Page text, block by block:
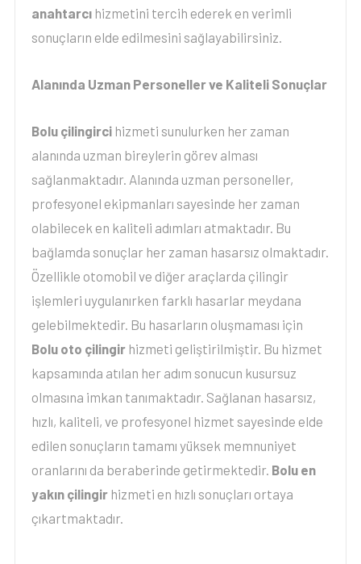
anahtarcı hizmetini tercih ederek en verimli
sonuçların elde edilmesini sağlayabilirsiniz.
Alanında Uzman Personeller ve Kaliteli Sonuçlar
Bolu çilingircihizmeti sunulurken her zaman
alanında uzman bireylerin görev alması
sağlanmaktadır. Alanında uzman personeller,
profesyonel ekipmanları sayesinde her zaman
olabilecek en kaliteli adımları atmaktadır. Bu
bağlamda sonuçlar her zaman hasarsız olmaktadır.
Özellikle otomobil ve diğer araçlarda çilingir
işlemleri uygulanırken farklı hasarlar meydana
gelebilmektedir. Bu hasarların oluşmaması için
Bolu oto çilingirhizmeti geliştirilmiştir. Bu hizmet
kapsamında atılan her adım sonucun kusursuz
olmasına imkan tanımaktadır. Sağlanan hasarsız,
hızlı, kaliteli, ve profesyonel hizmet sayesinde elde
edilen sonuçların tamamı yüksek memnuniyet
oranlarını da beraberinde getirmektedir. Bolu en
yakın çilingirhizmeti en hızlı sonuçları ortaya
çıkartmaktadır.